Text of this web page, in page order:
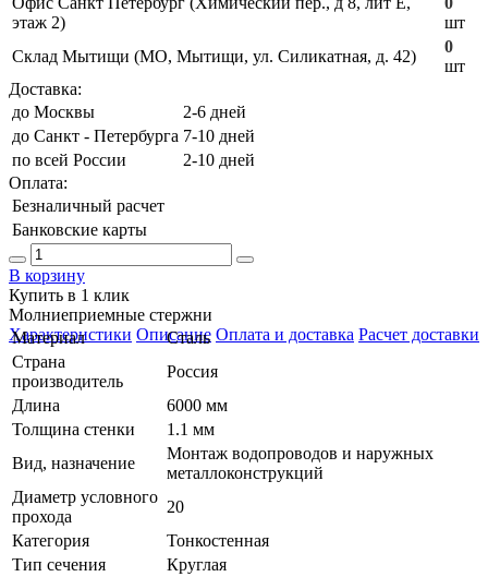
этаж 2)
шт
Склад Мытищи (МО, Мытищи, ул. Силикатная, д. 42)
0
шт
Доставка:
до Москвы
2-6 дней
до Санкт - Петербурга 7-10 дней
по всей России
2-10 дней
Оплата:
Безналичный расчет
Банковские карты
В корзину
Купить в 1 клик
Молниеприемные стержни
Характеристики Описание Оплата и доставка Расчет доставки
Материал
Сталь
Страна
производитель
Россия
Длина
6000 мм
Толщина стенки
1.1 мм
Вид, назначение
Монтаж водопроводов и наружных
металлоконструкций
Диаметр условного
прохода
20
Категория
Тонкостенная
Тип сечения
Круглая